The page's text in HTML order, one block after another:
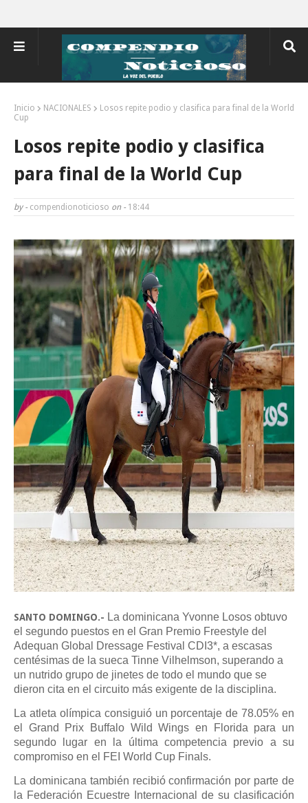
Inicio NACIONALES
Losos repite podio y clasifica para final de la World
Cup
Losos repite podio y clasifica
para final de la World Cup
by - compendionoticioso on - 18:44
SANTO DOMINGO.- La dominicana Yvonne Losos obtuvo
el segundo puestos en el Gran Premio Freestyle del
Adequan Global Dressage Festival CDI3*, a escasas
centésimas de la sueca Tinne Vilhelmson, superando a
un nutrido grupo de jinetes de todo el mundo que se
dieron cita en el circuito más exigente de la disciplina.
La atleta olímpica consiguió un porcentaje de 78.05% en
el Grand Prix Buffalo Wild Wings en Florida para un
segundo lugar en la última competencia previo a su
compromiso en el FEI World Cup Finals.
La dominicana también recibió confirmación por parte de
la Federación Ecuestre Internacional de su clasificación